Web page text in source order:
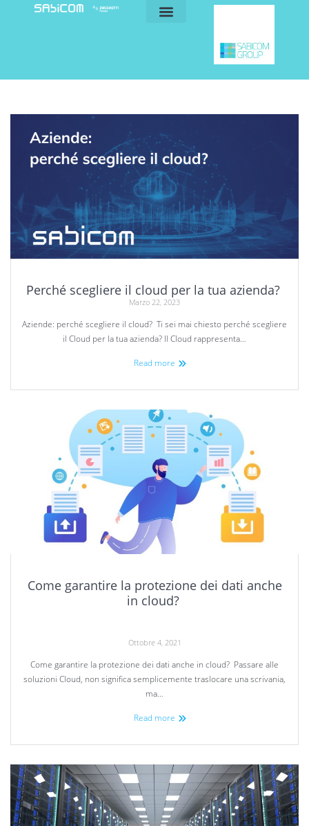
Perché scegliere il cloud per la tua azienda?
Marzo 22, 2023
Aziende: perché scegliere il cloud? Ti sei mai chiesto perché scegliere
il Cloud per la tua azienda? Il Cloud rappresenta…
Read more
Come garantire la protezione dei dati anche
in cloud?
Ottobre 4, 2021
Come garantire la protezione dei dati anche in cloud? Passare alle
soluzioni Cloud, non significa semplicemente traslocare una scrivania,
ma…
Read more